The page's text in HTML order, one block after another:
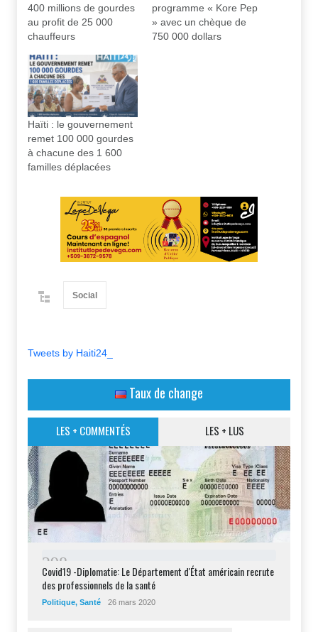
400 millions de gourdes
au profit de 25 000
chauffeurs
programme « Kore Pep
» avec un chèque de
750 000 dollars
Haïti : le gouvernement
remet 100 000 gourdes
à chacune des 1 600
familles déplacées
Social
Tweets by Haiti24_
Taux de change
LES + COMMENTÉS LES + LUS
298
Covid19 -Diplomatie: Le Département d'État américain recrute
des professionnels de la santé
Politique, Santé 26 mars 2020